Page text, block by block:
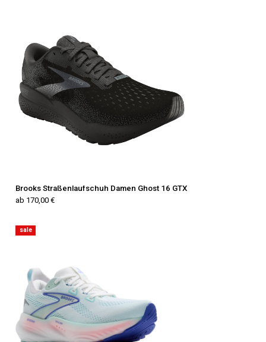
Brooks Straßenlaufschuh Damen Ghost 16 GTX
ab 170,00 €
sale